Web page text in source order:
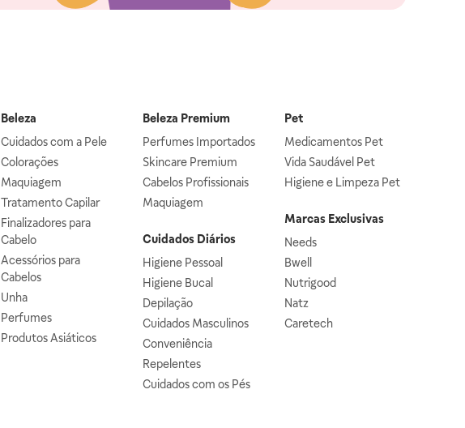
Beleza
Cuidados com a Pele
Colorações
Maquiagem
Tratamento Capilar
Finalizadores para
Cabelo
Acessórios para
Cabelos
Unha
Perfumes
Produtos Asiáticos
Beleza Premium
Perfumes Importados
Skincare Premium
Cabelos Profissionais
Maquiagem
Cuidados Diários
Higiene Pessoal
Higiene Bucal
Depilação
Cuidados Masculinos
Conveniência
Repelentes
Cuidados com os Pés
Pet
Medicamentos Pet
Vida Saudável Pet
Higiene e Limpeza Pet
Marcas Exclusivas
Needs
Bwell
Nutrigood
Natz
Caretech